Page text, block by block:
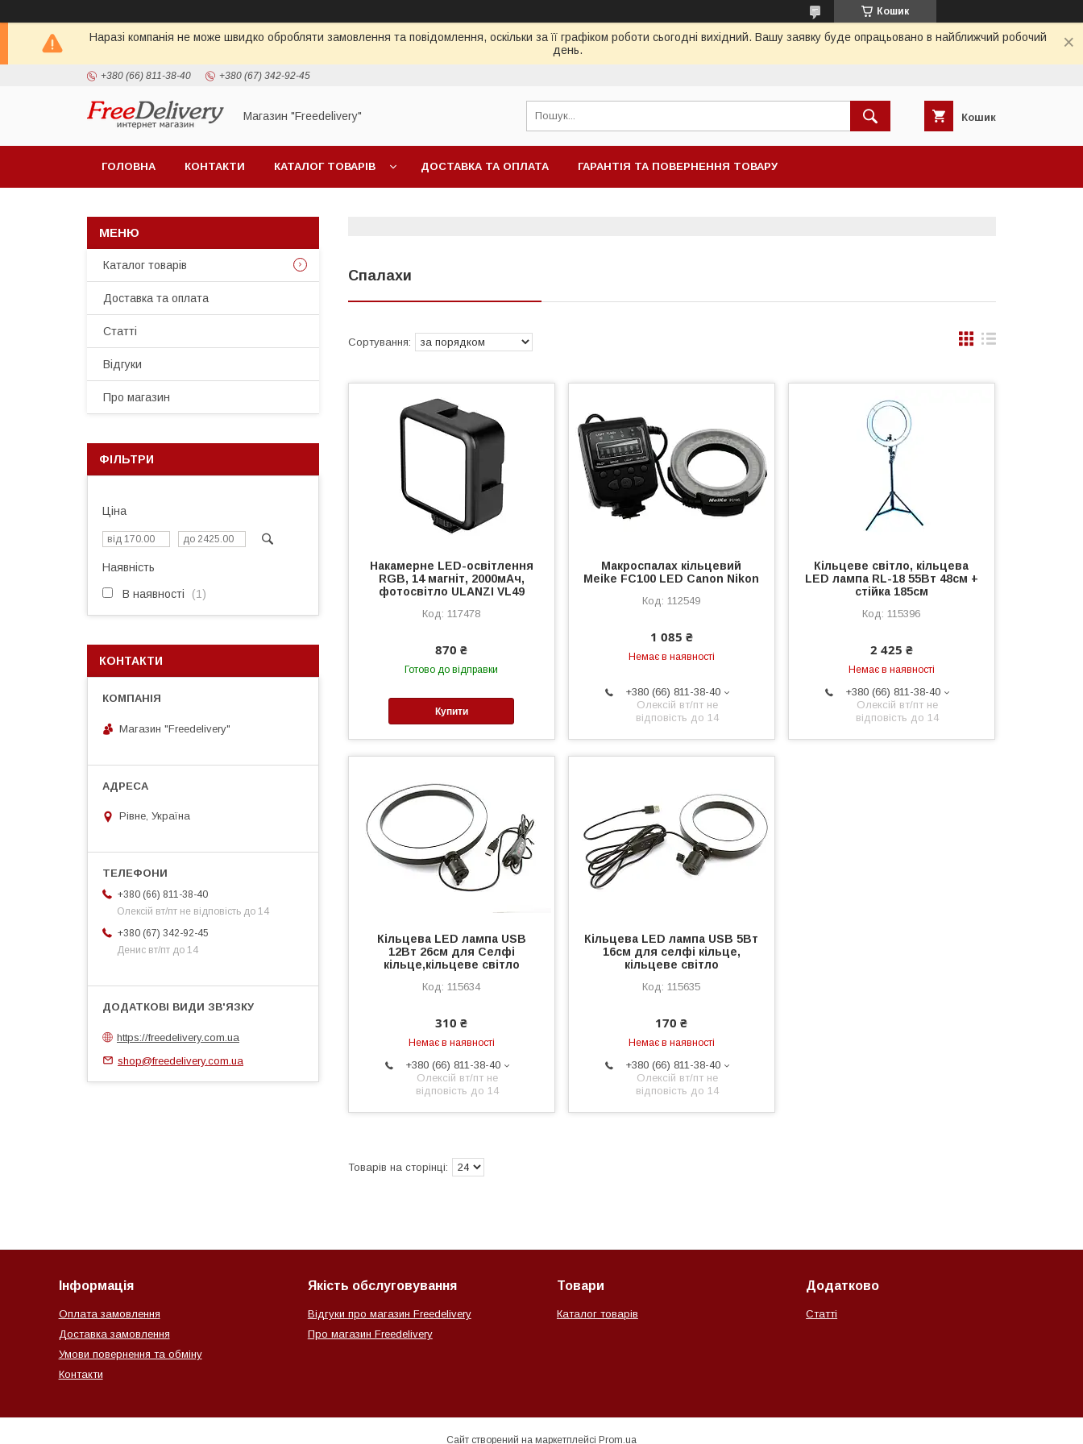
Кошик
Наразі компанія не може швидко обробляти замовлення та повідомлення, оскільки за її графіком роботи сьогодні вихідний. Вашу заявку буде опрацьовано в найближчий робочий
день.
+380 (66) 811-38-40 +380 (67) 342-92-45
Магазин "Freedelivery" Кошик
ГОЛОВНА КОНТАКТИ КАТАЛОГ ТОВАРІВ ДОСТАВКА ТА ОПЛАТА ГАРАНТІЯ ТА ПОВЕРНЕННЯ ТОВАРУ
Спалахи
Накамерне LED-освітлення
RGB, 14 магніт, 2000мАч,
фотосвітло ULANZI VL49
117478
870 ₴
Готово до відправки
Купити
Макроспалах кільцевий
Meike FC100 LED Canon Nikon
112549
1 085 ₴
Немає в наявності
+380 (66) 811-38-40
Олексій вт/пт не
відповість до 14
Кільцеве світло, кільцева
LED лампа RL-18 55Вт 48см +
стійка 185см
115396
2 425 ₴
Немає в наявності
+380 (66) 811-38-40
Олексій вт/пт не
відповість до 14
Кільцева LED лампа USB
12Вт 26см для Селфі
кільце,кільцеве світло
115634
310 ₴
Немає в наявності
+380 (66) 811-38-40
Олексій вт/пт не
відповість до 14
Кільцева LED лампа USB 5Вт
16см для селфі кільце,
кільцеве світло
115635
170 ₴
Немає в наявності
+380 (66) 811-38-40
Олексій вт/пт не
відповість до 14
Каталог товарів
Доставка та оплата
Статті
Відгуки
Про магазин
ФІЛЬТРИ
Ціна
Наявність
В наявності 1
КОНТАКТИ
Магазин "Freedelivery"
Рівне, Україна
+380 (66) 811-38-40
Олексій вт/пт не відповість до 14
+380 (67) 342-92-45
Денис вт/пт до 14
https://freedelivery.com.ua
shop@freedelivery.com.ua
Інформація
Оплата замовлення
Доставка замовлення
Умови повернення та обміну
Контакти
Якість обслуговування
Відгуки про магазин Freedelivery
Про магазин Freedelivery
Товари
Каталог товарів
Додатково
Статті
Сайт створений на маркетплейсі Prom.ua